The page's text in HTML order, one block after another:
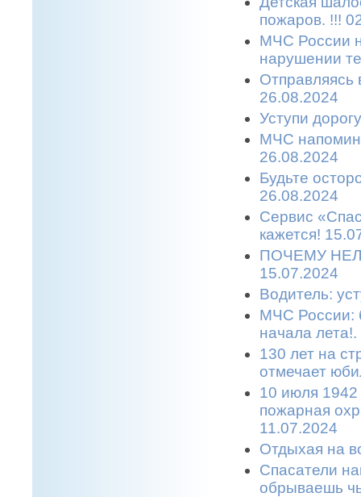
пожаров. !!!
МЧС России
нарушении
Отправляясь
26.08.2024
Уступи
МЧС
26.08.2024
Будьте
26.08.2024
Сервис
кажется!
ПОЧЕМУ
15.07.2024
Водитель:
МЧС России:
начала
130 лет на
отмечает
10 июля
пожарная
11.07.2024
Отдыхая на
Спасатели
обрываешь